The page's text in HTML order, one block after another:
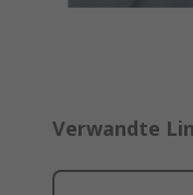
Verwandte